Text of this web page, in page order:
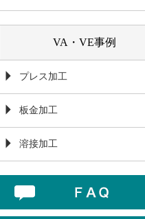
VA・VE事例
プレス加工
板金加工
溶接加工